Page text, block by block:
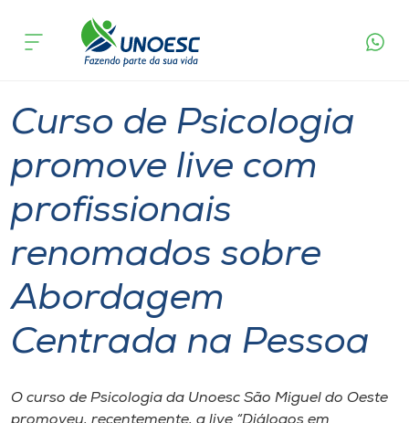
Cursos
Atendimento ao Estudante
Portal de Ensino
Unoesc
Internacionalização
acontece
Centrada na Pessoa
Curso de Psicologia
promove live com
profissionais
renomados sobre
Abordagem
Centrada na Pessoa
O curso de Psicologia da Unoesc São Miguel do Oeste